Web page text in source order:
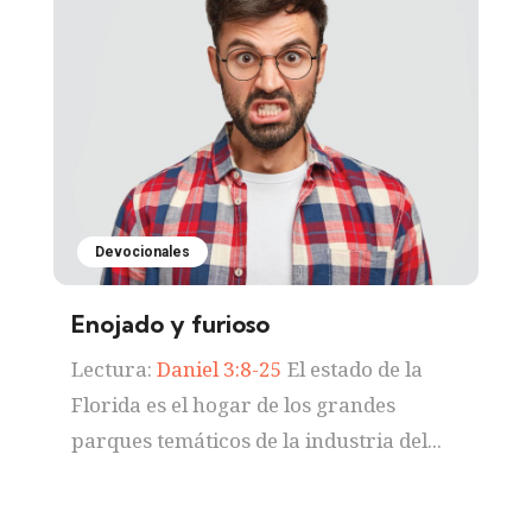
Devocionales
Enojado y furioso
Lectura: Daniel 3:8-25 El estado de la
Florida es el hogar de los grandes
parques temáticos de la industria del...